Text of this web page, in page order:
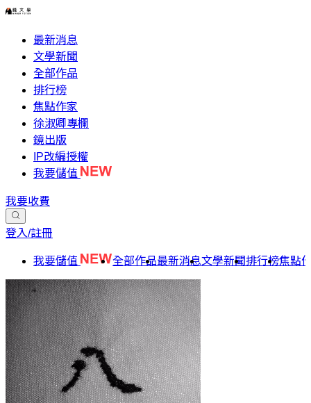
最新消息
文學新聞
全部作品
排行榜
焦點作家
徐淑卿專欄
鏡出版
IP改編授權
我要儲值
我要收費
登入/註冊
我要儲值 全部作品最新消息文學新聞排行榜焦點